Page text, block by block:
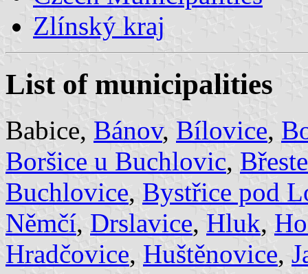
Zlínský kraj
List of municipalities
Babice, Bánov, Bílovice,
Boršice u Buchlovic,
Buchlovice, Bystřice pod
Němčí, Drslavice, Hluk,
Hradčovice, Huštěnovice,